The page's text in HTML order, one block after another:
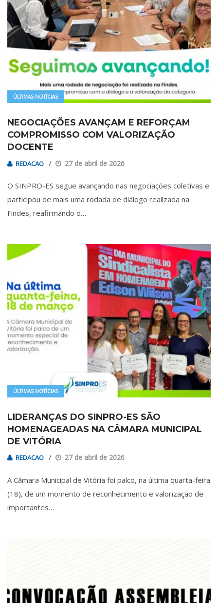
ÚLTIMAS NOTÍCIAS
NEGOCIAÇÕES AVANÇAM E REFORÇAM
COMPROMISSO COM VALORIZAÇÃO
DOCENTE
REDACAO 27 de abril de 2026
O SINPRO-ES segue avançando nas negociações coletivas e
participou de mais uma rodada de diálogo realizada na
Findes, reafirmando o…
ÚLTIMAS NOTÍCIAS
LIDERANÇAS DO SINPRO-ES SÃO
HOMENAGEADAS NA CÂMARA MUNICIPAL
DE VITÓRIA
REDACAO 27 de abril de 2026
A Câmara Municipal de Vitória foi palco, na última quarta-feira
(18), de um momento de reconhecimento e valorização de
importantes…